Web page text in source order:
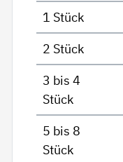
1 Stück
2 Stück
3 bis 4
Stück
5 bis 8
Stück